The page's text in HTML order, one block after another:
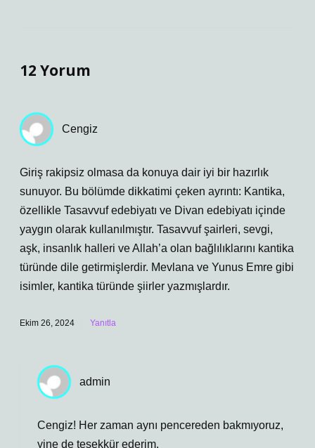
12 Yorum
Cengiz
Giriş rakipsiz olmasa da konuya dair iyi bir hazırlık
sunuyor. Bu bölümde dikkatimi çeken ayrıntı: Kantika,
özellikle Tasavvuf edebiyatı ve Divan edebiyatı içinde
yaygın olarak kullanılmıştır. Tasavvuf şairleri, sevgi,
aşk, insanlık halleri ve Allah’a olan bağlılıklarını kantika
türünde dile getirmişlerdir. Mevlana ve Yunus Emre gibi
isimler, kantika türünde şiirler yazmışlardır.
Ekim 26, 2024 Yanıtla
admin
Cengiz! Her zaman aynı pencereden bakmıyoruz,
yine de teşekkür ederim.